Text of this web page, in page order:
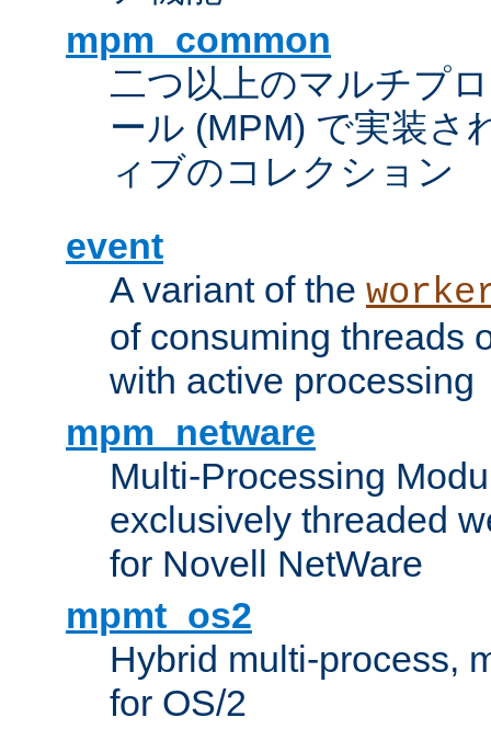
mpm_common
二つ以上のマルチプ
ール (MPM) で実装さ
ィブのコレクション
event
A variant of the
of consuming threads
with active processing
mpm_netware
Multi-Processing
exclusively threaded
for Novell NetWare
mpmt_os2
Hybrid multi-process,
for OS/2